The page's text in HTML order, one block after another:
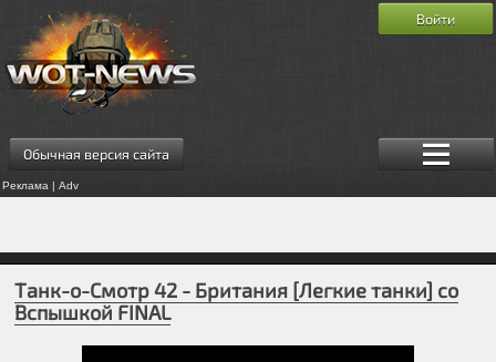
Обычная версия сайта
Реклама | Adv
Войти
Танк-о-Смотр 42 - Британия [Легкие танки] со
Вспышкой FINAL